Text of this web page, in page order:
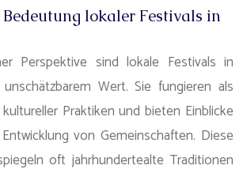
lokaler Festivals in
Perspektive sind lokale Festivals in
Wert. Sie fungieren als
Praktiken und bieten Einblicke
von Gemeinschaften. Diese
oft jahrhundertealte Traditionen